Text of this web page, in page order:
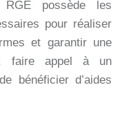
RGE possède les
pour réaliser
et garantir une
faire appel à un
bénéficier d’aides